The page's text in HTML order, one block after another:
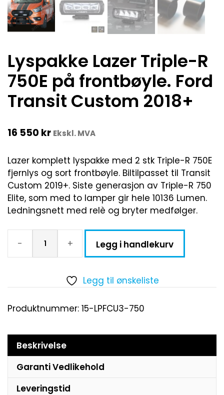
Lyspakke Lazer Triple-R
750E på frontbøyle. Ford
Transit Custom 2018+
16 550 kr Ekskl. MVA
Lazer komplett lyspakke med 2 stk Triple-R 750E
fjernlys og sort frontbøyle. Biltilpasset til Transit
Custom 2019+. Siste generasjon av Triple-R 750
Elite, som med to lamper gir hele 10136 Lumen.
Ledningsnett med relè og bryter medfølger.
- + Legg i handlekurv
Legg til ønskeliste
Produktnummer: 15-LPFCU3-750
Beskrivelse
Garanti Vedlikehold
Leveringstid